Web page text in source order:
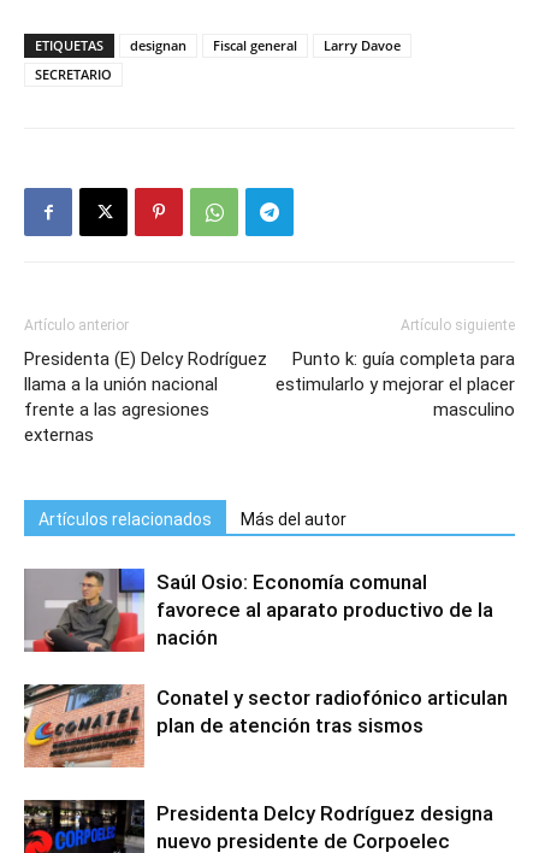
ETIQUETAS designan Fiscal general
Larry Davoe
SECRETARIO
Artículo anterior
Presidenta (E) Delcy Rodríguez
llama a la unión nacional
frente a las agresiones
externas
Artículo siguiente
Punto k: guía completa para
estimularlo y mejorar el placer
masculino
Artículos relacionados Más del autor
Saúl Osio: Economía comunal
favorece al aparato productivo de la
nación
Conatel y sector radiofónico articulan
plan de atención tras sismos
Presidenta Delcy Rodríguez designa
nuevo presidente de Corpoelec